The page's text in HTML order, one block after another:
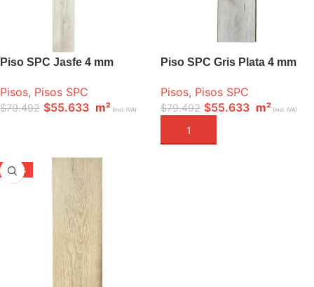
Piso SPC Jasfe 4 mm
Pisos, Pisos SPC
$79.492 $55.633 m² (incl. IVA)
Piso SPC Gris Plata 4 mm
Pisos, Pisos SPC
$79.492 $55.633 m² (incl. IVA)
AÑADIR A LA CESTA
-30%
VENDIDO